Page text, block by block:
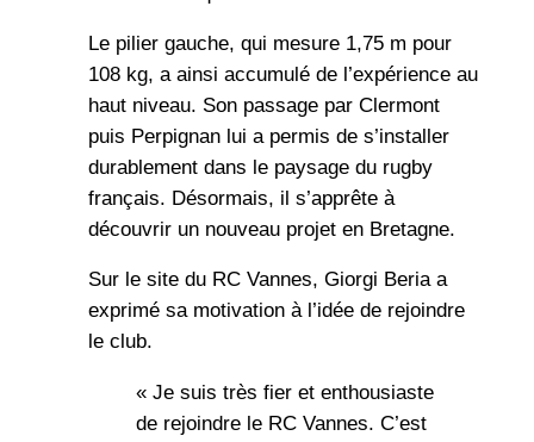
Le pilier gauche, qui mesure 1,75 m pour
108 kg, a ainsi accumulé de l’expérience au
haut niveau. Son passage par Clermont
puis Perpignan lui a permis de s’installer
durablement dans le paysage du rugby
français. Désormais, il s’apprête à
découvrir un nouveau projet en Bretagne.
Sur le site du RC Vannes, Giorgi Beria a
exprimé sa motivation à l’idée de rejoindre
le club.
« Je suis très fier et enthousiaste
de rejoindre le RC Vannes. C’est